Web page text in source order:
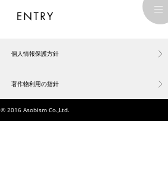
個人情報保護方針
著作物利用の指針
© 2016 Asobism Co.,Ltd.